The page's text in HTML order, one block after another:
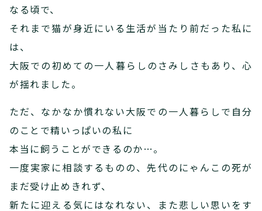
なる頃で、
それまで猫が身近にいる生活が当たり前だった私に
は、
大阪での初めての一人暮らしのさみしさもあり、心
が揺れました。
ただ、なかなか慣れない大阪での一人暮らしで自分
のことで精いっぱいの私に
本当に飼うことができるのか…。
一度実家に相談するものの、先代のにゃんこの死が
まだ受け止めきれず、
新たに迎える気にはなれない、また悲しい思いをす